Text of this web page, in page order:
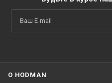
О HODMAN